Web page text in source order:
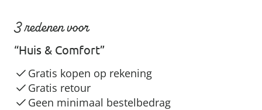
3 redenen voor
“Huis & Comfort”
Gratis kopen op rekening
Gratis retour
Geen minimaal bestelbedrag